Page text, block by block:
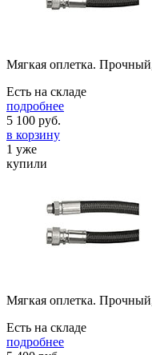
Мягкая оплетка.
Есть на складе
подробнее
5 100 руб.
в корзину
1 уже
купили
Мягкая оплетка.
Есть на складе
подробнее